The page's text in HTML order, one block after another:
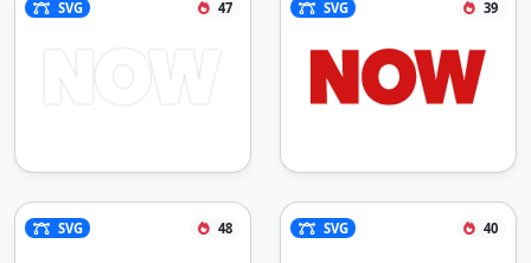
SVG 47 SVG 39
SVG 48 SVG 40